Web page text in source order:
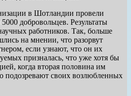
в Шотландии провели
добровольцев. Результаты
работников. Так, больше
на мнении, что разорвут
если узнают, что он их
призналась, что уже хотя бы
когда вторая половина им
подозревают своих возлюбленных